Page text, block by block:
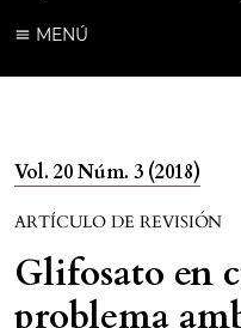
MENÚ
Vol. 20 Núm. 3 (2018)
ARTÍCULO DE REVISIÓN
Glifosato en
problema